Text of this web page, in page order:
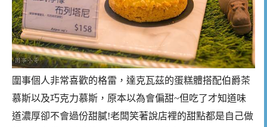
圍事個人非常喜歡的格雷，達克瓦茲的蛋糕體搭配伯爵茶
慕斯以及巧克力慕斯，原本以為會偏甜~但吃了才知道味
道濃厚卻不會過份甜膩!老闆笑著說店裡的甜點都是自己做